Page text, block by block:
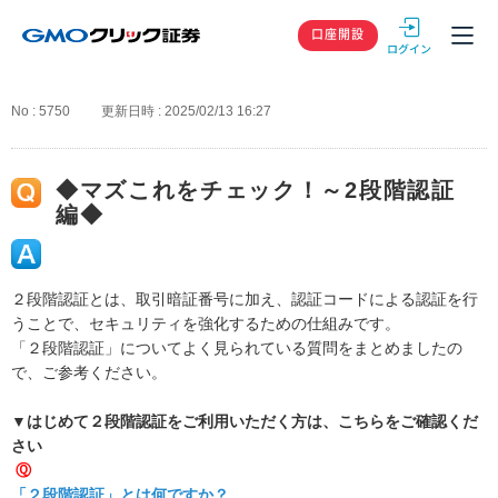
GMOクリック
口座開設
No : 5750 更新日時 : 2025/02/13 16:27
◆マズこれをチェック！～2段階認証
編◆
２段階認証とは、取引暗証番号に加え、認証コードによる認証を行
うことで、セキュリティを強化するための仕組みです。
「２段階認証」についてよく見られている質問をまとめましたの
で、ご参考ください。
▼はじめて２段階認証をご利用いただく方は、こちらをご確認くだ
さい
Ⓠ